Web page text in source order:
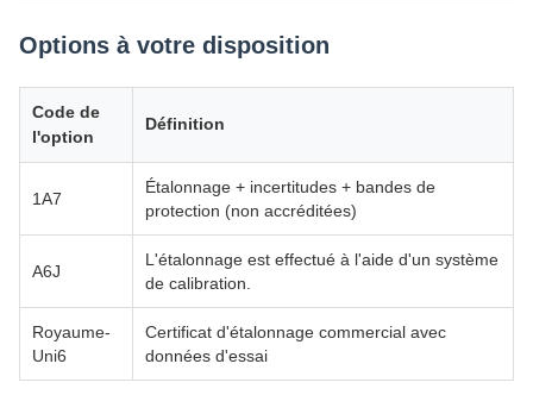
Options à votre disposition
Code de
l'option
Définition
1A7
Étalonnage + incertitudes + bandes de
protection (non accréditées)
A6J
L'étalonnage est effectué à l'aide d'un système
de calibration.
Royaume-
Uni6
Certificat d'étalonnage commercial avec
données d'essai